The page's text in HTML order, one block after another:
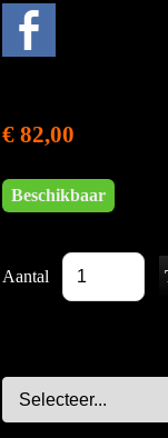
€ 82,00
Beschikbaar
Aantal